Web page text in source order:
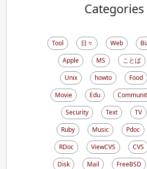
Categories
Tool 日々 Web
Apple
MS ことば
Unix
howto Food
Movie
Edu
Security
Text TV
Ruby
Music Pdoc
RDoc
ViewCVS CVS
Disk
Mail FreeBSD